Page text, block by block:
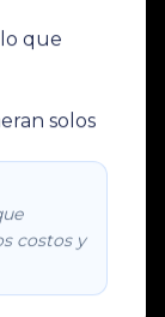
que
solos
costos y